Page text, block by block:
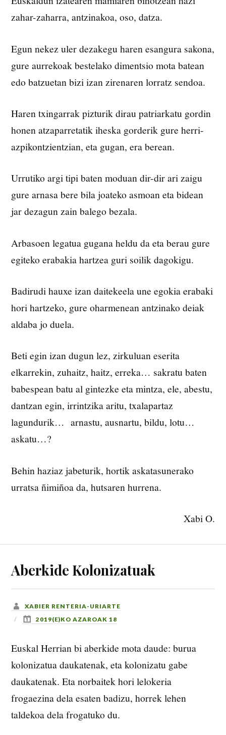
zahar-zaharra, antzinakoa, oso, datza.
Egun nekez uler dezakegu haren esangura sakona,
gure aurrekoak bestelako dimentsio mota batean
edo batzuetan bizi izan zirenaren lorratz sendoa.
Haren txingarrak pizturik dirau patriarkatu gordin
honen atzaparretatik iheska gorderik gure herri-
azpikontzientzian, eta gugan, era berean.
Urrutiko argi tipi baten moduan dir-dir ari zaigu
gure arnasa bere bila joateko asmoan eta bidean
jar dezagun zain balego bezala.
Arbasoen legatua gugana heldu da eta berau gure
egiteko erabakia hartzea guri soilik dagokigu.
Badirudi hauxe izan daitekeela une egokia erabaki
hori hartzeko, gure oharmenean antzinako deiak
aldaba jo duela.
Beti egin izan dugun lez, zirkuluan eserita
elkarrekin, zuhaitz, haitz, erreka… sakratu baten
babespean batu al gintezke eta mintza, ele, abestu,
dantzan egin, irrintzika aritu, txalapartaz
lagundurik… arnastu, ausnartu, bildu, lotu…
askatu…?
Behin haziaz jabeturik, hortik askatasunerako
urratsa ñimiñoa da, hutsaren hurrena.
Xabi O.
Aberkide Kolonizatuak
XABIER RENTERIA-URIARTE
2019(E)KO AZAROAK 18
Euskal Herrian bi aberkide mota daude: burua
kolonizatua daukatenak, eta kolonizatu gabe
daukatenak. Eta norbaitek hori lelokeria
frogaezina dela esaten badizu, horrek lehen
taldekoa dela frogatuko du.